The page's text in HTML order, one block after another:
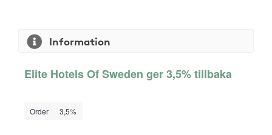
Information
Elite Hotels Of Sweden ger 3,5% tillbaka
Order 3,5%